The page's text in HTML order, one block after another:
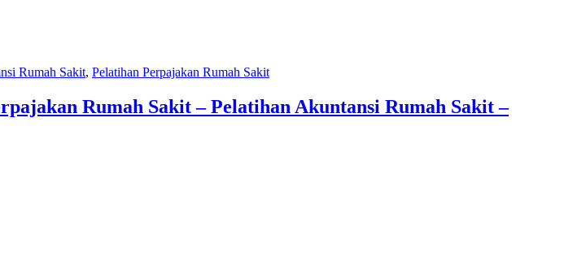
Rumah Sakit, Pelatihan Perpajakan Rumah Sakit
Rumah Sakit – Pelatihan Akuntansi Rumah Sakit –